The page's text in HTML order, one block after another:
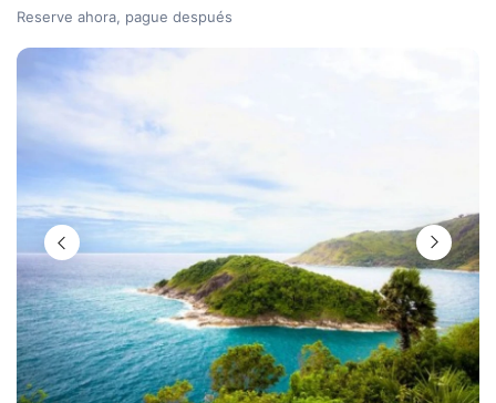
Reserve ahora, pague después